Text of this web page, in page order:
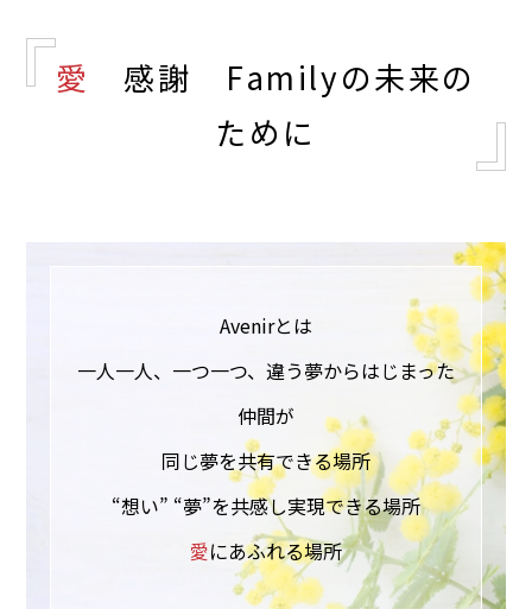
愛
感謝 Familyの未来の
ために
Avenirとは
一人一人、一つ一つ、違う夢からはじまった
仲間が
同じ夢を共有できる場所
“想い” “夢”を共感し実現できる場所
愛にあふれる場所